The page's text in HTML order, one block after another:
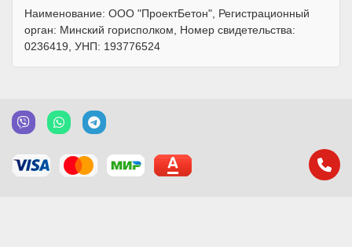
Наименование: ООО "ПроектБетон", Регистрационный
орган: Минский горисполком, Номер свидетельства:
0236419, УНП: 193776524